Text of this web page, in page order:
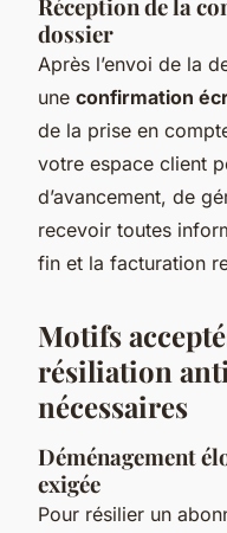
Réception de la
dossier
Après l’envoi de la
une confirmation
de la prise en
votre espace client
d’avancement, de
recevoir toutes
fin et la facturation
Motifs
résiliation
nécessaires
Déménagement
exigée
Pour résilier un